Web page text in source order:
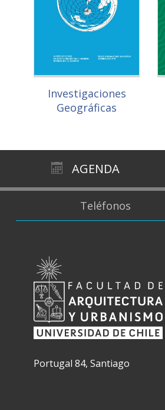
Investigaciones
Geográficas
AGENDA
Teléfonos
Portugal 84, Santiago